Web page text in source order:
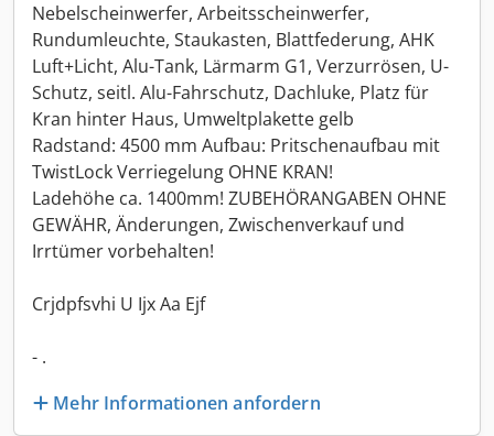
Nebelscheinwerfer, Arbeitsscheinwerfer,
Rundumleuchte, Staukasten, Blattfederung, AHK
Luft+Licht, Alu-Tank, Lärmarm G1, Verzurrösen, U-
Schutz, seitl. Alu-Fahrschutz, Dachluke, Platz für
Kran hinter Haus, Umweltplakette gelb
Radstand: 4500 mm Aufbau: Pritschenaufbau mit
TwistLock Verriegelung OHNE KRAN!
Ladehöhe ca. 1400mm! ZUBEHÖRANGABEN OHNE
GEWÄHR, Änderungen, Zwischenverkauf und
Irrtümer vorbehalten!
Crjdpfsvhi U Ijx Aa Ejf
- .
Mehr Informationen anfordern